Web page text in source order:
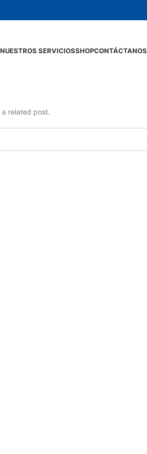
NUESTROS SERVICIOSSHOPCONTÁCTANOS
related post.